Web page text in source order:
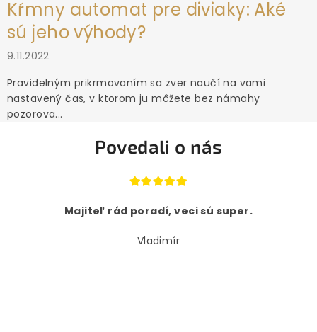
Kŕmny automat pre diviaky: Aké
sú jeho výhody?
9.11.2022
Pravidelným prikrmovaním sa zver naučí na vami
nastavený čas, v ktorom ju môžete bez námahy
pozorova...
Povedali o nás
Majiteľ rád poradí, veci sú super.
Vladimír